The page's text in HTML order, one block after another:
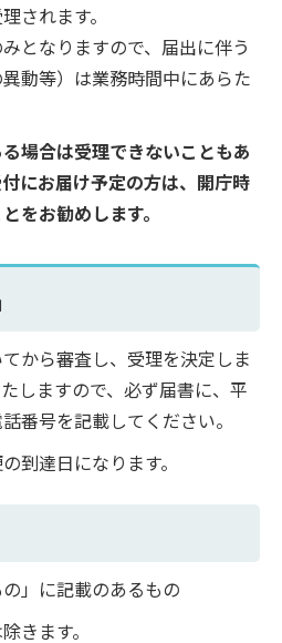
されます。
となりますので、届出に伴う
動等）は業務時間中にあらた
る場合は受理できないこともあ
にお届け予定の方は、開庁時
をお勧めします。
から審査し、受理を決定しま
しますので、必ず届書に、平
番号を記載してください。
到達日になります。
」に記載のあるもの
きます。